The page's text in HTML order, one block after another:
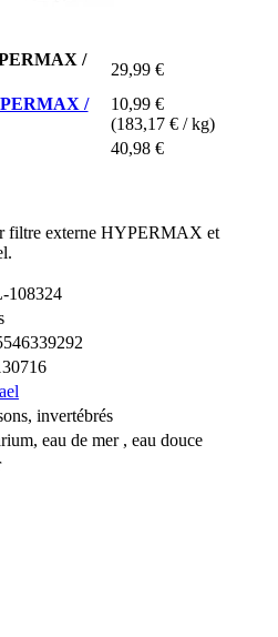
/
29,99 €
/
10,99 €
(183,17 € / kg)
40,98 €
filtre externe HYPERMAX et
108324
invertébrés
eau de mer , eau douce